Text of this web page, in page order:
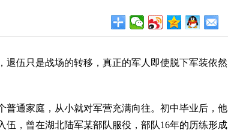
伍只是战场的转移，真正的军人即使脱下军装依然
通家庭，从小就对军营充满向往。初中毕业后，他
伍，曾在湖北陆军某部队服役，部队16年的历练形成